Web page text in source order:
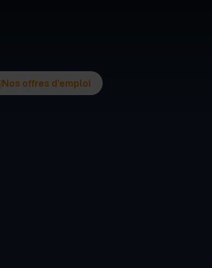
Nos offres d’emploi